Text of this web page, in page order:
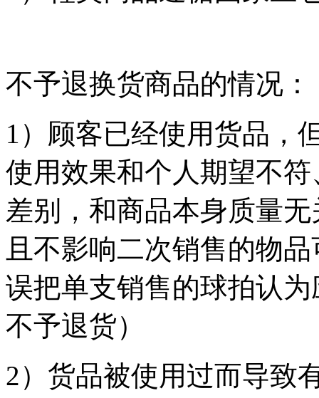
不予退换货商品的情况：
1）顾客已经使用货品，
使用效果和个人期望不
差别，和商品本身质量
且不影响二次销售的物
误把单支销售的球拍认
不予退货）
2）货品被使用过而导致